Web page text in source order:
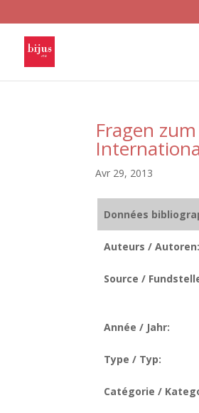
Fragen
Avr 29, 2013
Données
Auteurs / Autoren:
Source /
Année / Jahr:
Type / Typ:
Catégorie /